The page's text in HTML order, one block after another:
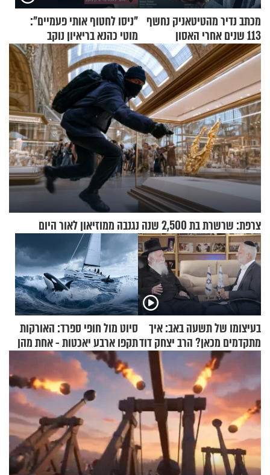
מכתב נדיר מהטיטאניק נחשף
113 שנים אחרי האסון
"ניסו לחטוף אותי פעמיים":
מוטי כהנא בריאיון נוקב
צרפת: שרשרת בת 2,500 שנה נגנבה ממוזיאון לאור היום
בעיצומו של תשעה באב: איך
מתקדמים מכאן? הרב יצחק דוד
גרוסמן בשיחה מיוחדת
סיוט מול חופי ספרד: האורקות
תקפו ארבע יאכטות - אחת מהן
טבעה